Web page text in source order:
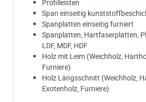
Profilleisten
Span einseitig
Spanplatten einseitig furniert
Spanplatten, Hartfaserplatten,
LDF, MDF, HDF
Holz mit Leim (Weichholz,
Furniere)
Holz Längsschnitt (Weichholz,
Exotenholz, Furniere)